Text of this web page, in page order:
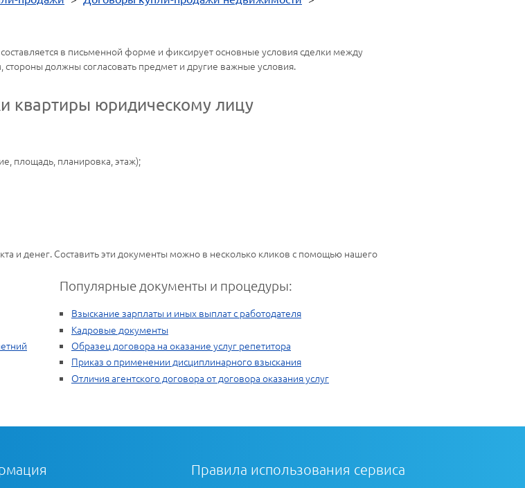
в письменной форме и фиксирует основные условия сделки между
должны согласовать предмет и другие важные условия.
квартиры юридическому лицу
площадь, планировка, этаж);
и денег. Составить эти документы можно в несколько кликов с помощью нашего
Популярные документы и процедуры:
Взыскание зарплаты и иных выплат с работодателя
Кадровые документы
Образец договора на оказание услуг репетитора
Приказ о применении дисциплинарного взыскания
Отличия агентского договора от договора оказания услуг
Правила использования сервиса